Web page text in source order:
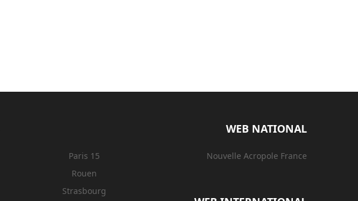
Paris 15
Rouen
Strasbourg
WEB NATIONAL
Nouvelle Acropole France